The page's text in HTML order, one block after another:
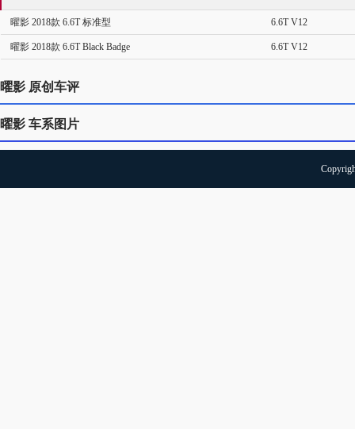
曜影 2018款 6.6T 标准型 6.6T V12
曜影 2018款 6.6T Black Badge 6.6T V12
曜影 原创车评
曜影 车系图片